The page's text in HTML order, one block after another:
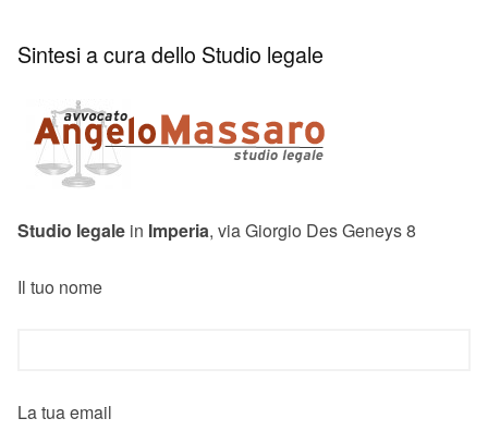
Sintesi a cura dello Studio legale
Studio legale in Imperia, via Giorgio Des Geneys 8
Il tuo nome
La tua email